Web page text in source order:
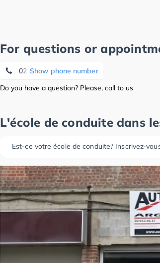
For questions or
Show phone number
02 653 48 32
Do you have a question? Please, call to us
L'école de conduite dans
Est-ce votre école de conduite? Inscrivez-